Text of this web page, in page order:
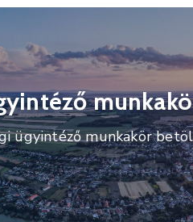
ügyintéző munkakör